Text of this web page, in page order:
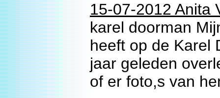
15-07-2012 Anita
karel doorman
heeft op de Karel
jaar geleden
of er foto,s van